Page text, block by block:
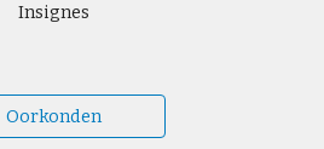
Insignes
Oorkonden